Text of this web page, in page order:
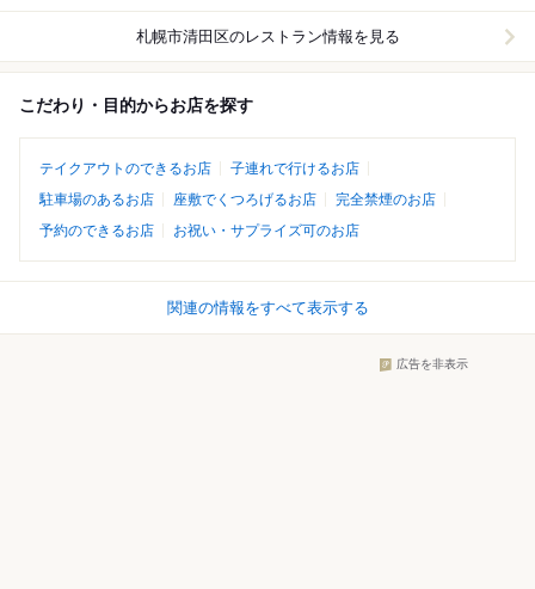
札幌市清田区のレストラン情報を見る
こだわり・目的からお店を探す
テイクアウトのできるお店
子連れで行けるお店
駐車場のあるお店
座敷でくつろげるお店
完全禁煙のお店
予約のできるお店
お祝い・サプライズ可のお店
関連の情報をすべて表示する
広告を非表示